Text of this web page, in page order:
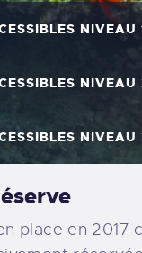
NIVEAU
NIVEAU
NIVEAU
place en